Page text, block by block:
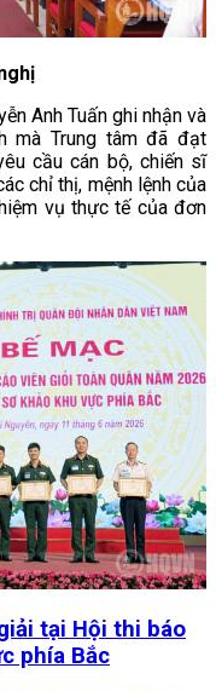
Anh Tuấn ghi nhận và
mà Trung tâm đã đạt
cầu cán bộ, chiến sĩ
chỉ thị, mệnh lệnh của
vụ thực tế của đơn
tại Hội thi báo
phía Bắc